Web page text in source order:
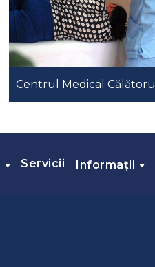
Centrul Medical Călătorul
Servicii Informații